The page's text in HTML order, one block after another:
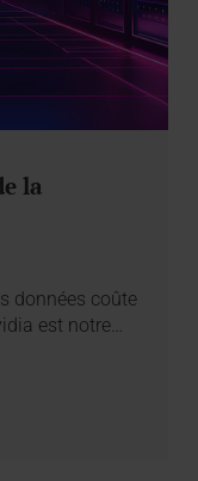
la
données coûte
est notre…